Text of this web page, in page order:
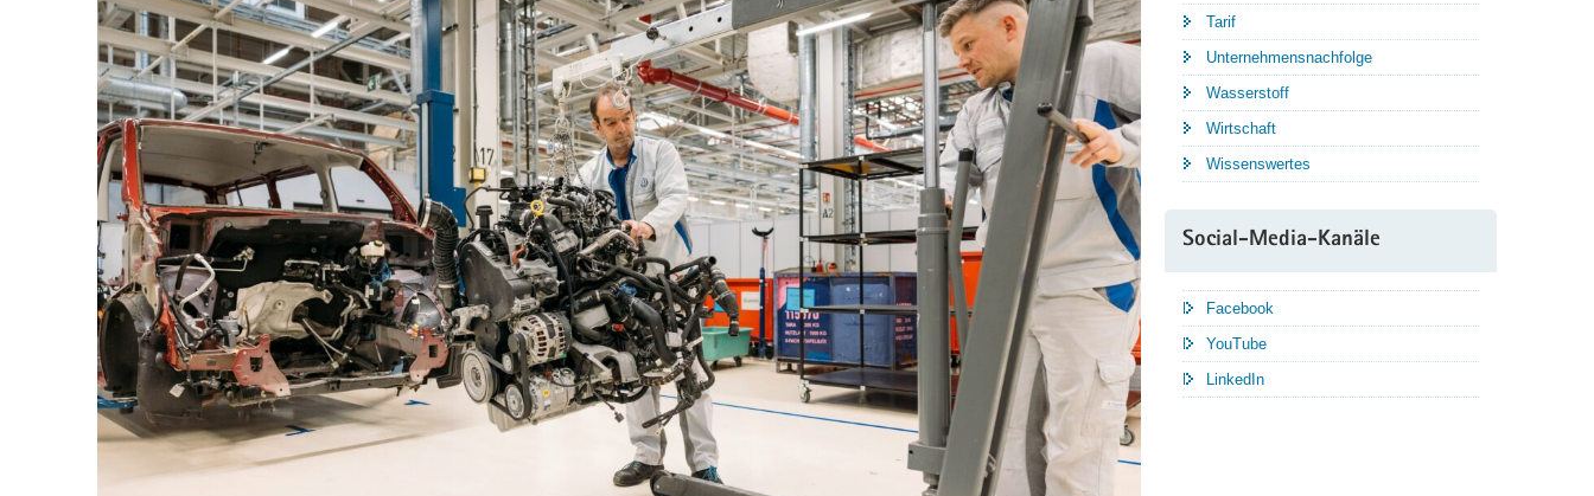
Tarif
Unternehmensnachfolge
Wasserstoff
Wirtschaft
Wissenswertes
Social-Media-Kanäle
Facebook
YouTube
LinkedIn